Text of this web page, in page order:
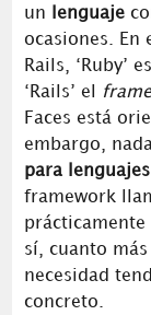
un
lenguaje
ocasiones. En
Rails, ‘Ruby’
‘Rails’ el
Faces está
embargo,
para
framework
prácticamente
sí, cuanto
necesidad
concreto.